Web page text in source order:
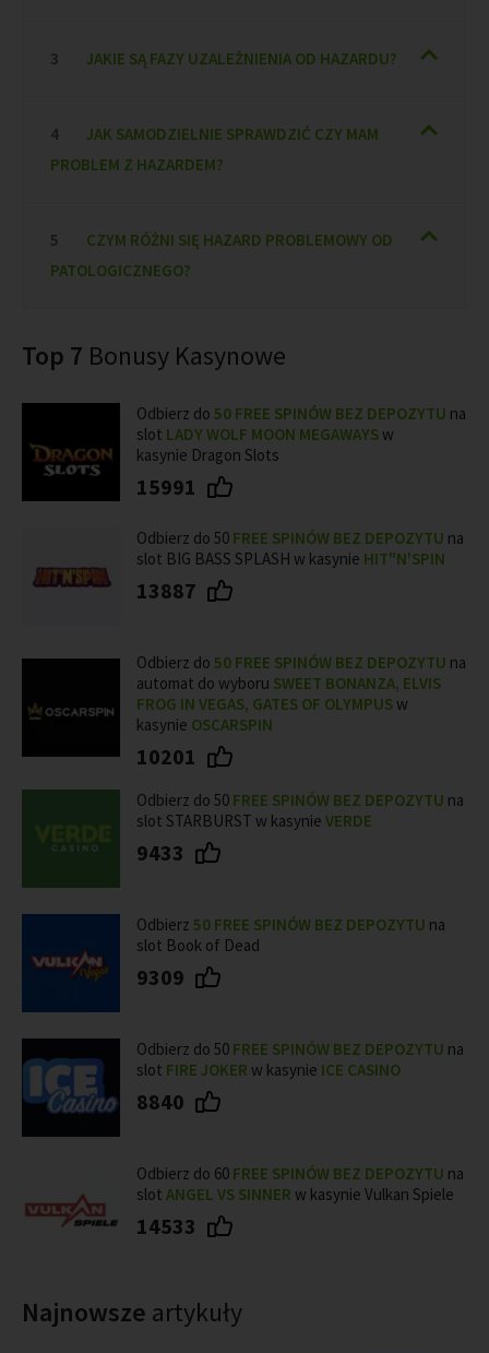
JAKIE SĄ FAZY UZALEŻNIENIA OD HAZARDU?
JAK SAMODZIELNIE SPRAWDZIĆ CZY MAM
PROBLEM Z HAZARDEM?
CZYM RÓŻNI SIĘ HAZARD PROBLEMOWY OD
PATOLOGICZNEGO?
Top 7 Bonusy Kasynowe
Odbierz do 50 FREE SPINÓW BEZ DEPOZYTU na
slot LADY WOLF MOON MEGAWAYS w
kasynie Dragon Slots
15991
Odbierz do 50 FREE SPINÓW BEZ DEPOZYTU na
slot BIG BASS SPLASH w kasynie HIT"N'SPIN
13887
Odbierz do 50 FREE SPINÓW BEZ DEPOZYTU na
automat do wyboru SWEET BONANZA, ELVIS
FROG IN VEGAS, GATES OF OLYMPUS w
kasynie OSCARSPIN
10201
Odbierz do 50 FREE SPINÓW BEZ DEPOZYTU na
slot STARBURST w kasynie VERDE
9433
Odbierz 50 FREE SPINÓW BEZ DEPOZYTU na
slot Book of Dead
9309
Odbierz do 50 FREE SPINÓW BEZ DEPOZYTU na
slot FIRE JOKER w kasynie ICE CASINO
8840
Odbierz do 60 FREE SPINÓW BEZ DEPOZYTU na
slot ANGEL VS SINNER w kasynie Vulkan Spiele
14533
Najnowsze artykuły